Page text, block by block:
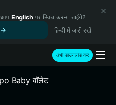
आप English पर स्विच करना चाहेंगे?
हिन्दी में जारी रखें
अभी डाउनलोड करें
Baby वॉलेट